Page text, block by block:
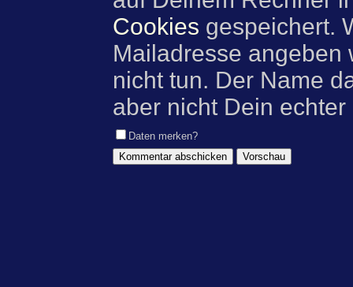
Cookies gespeichert.
Mailadresse angeben
nicht tun. Der Name
aber nicht Dein
Daten merken?